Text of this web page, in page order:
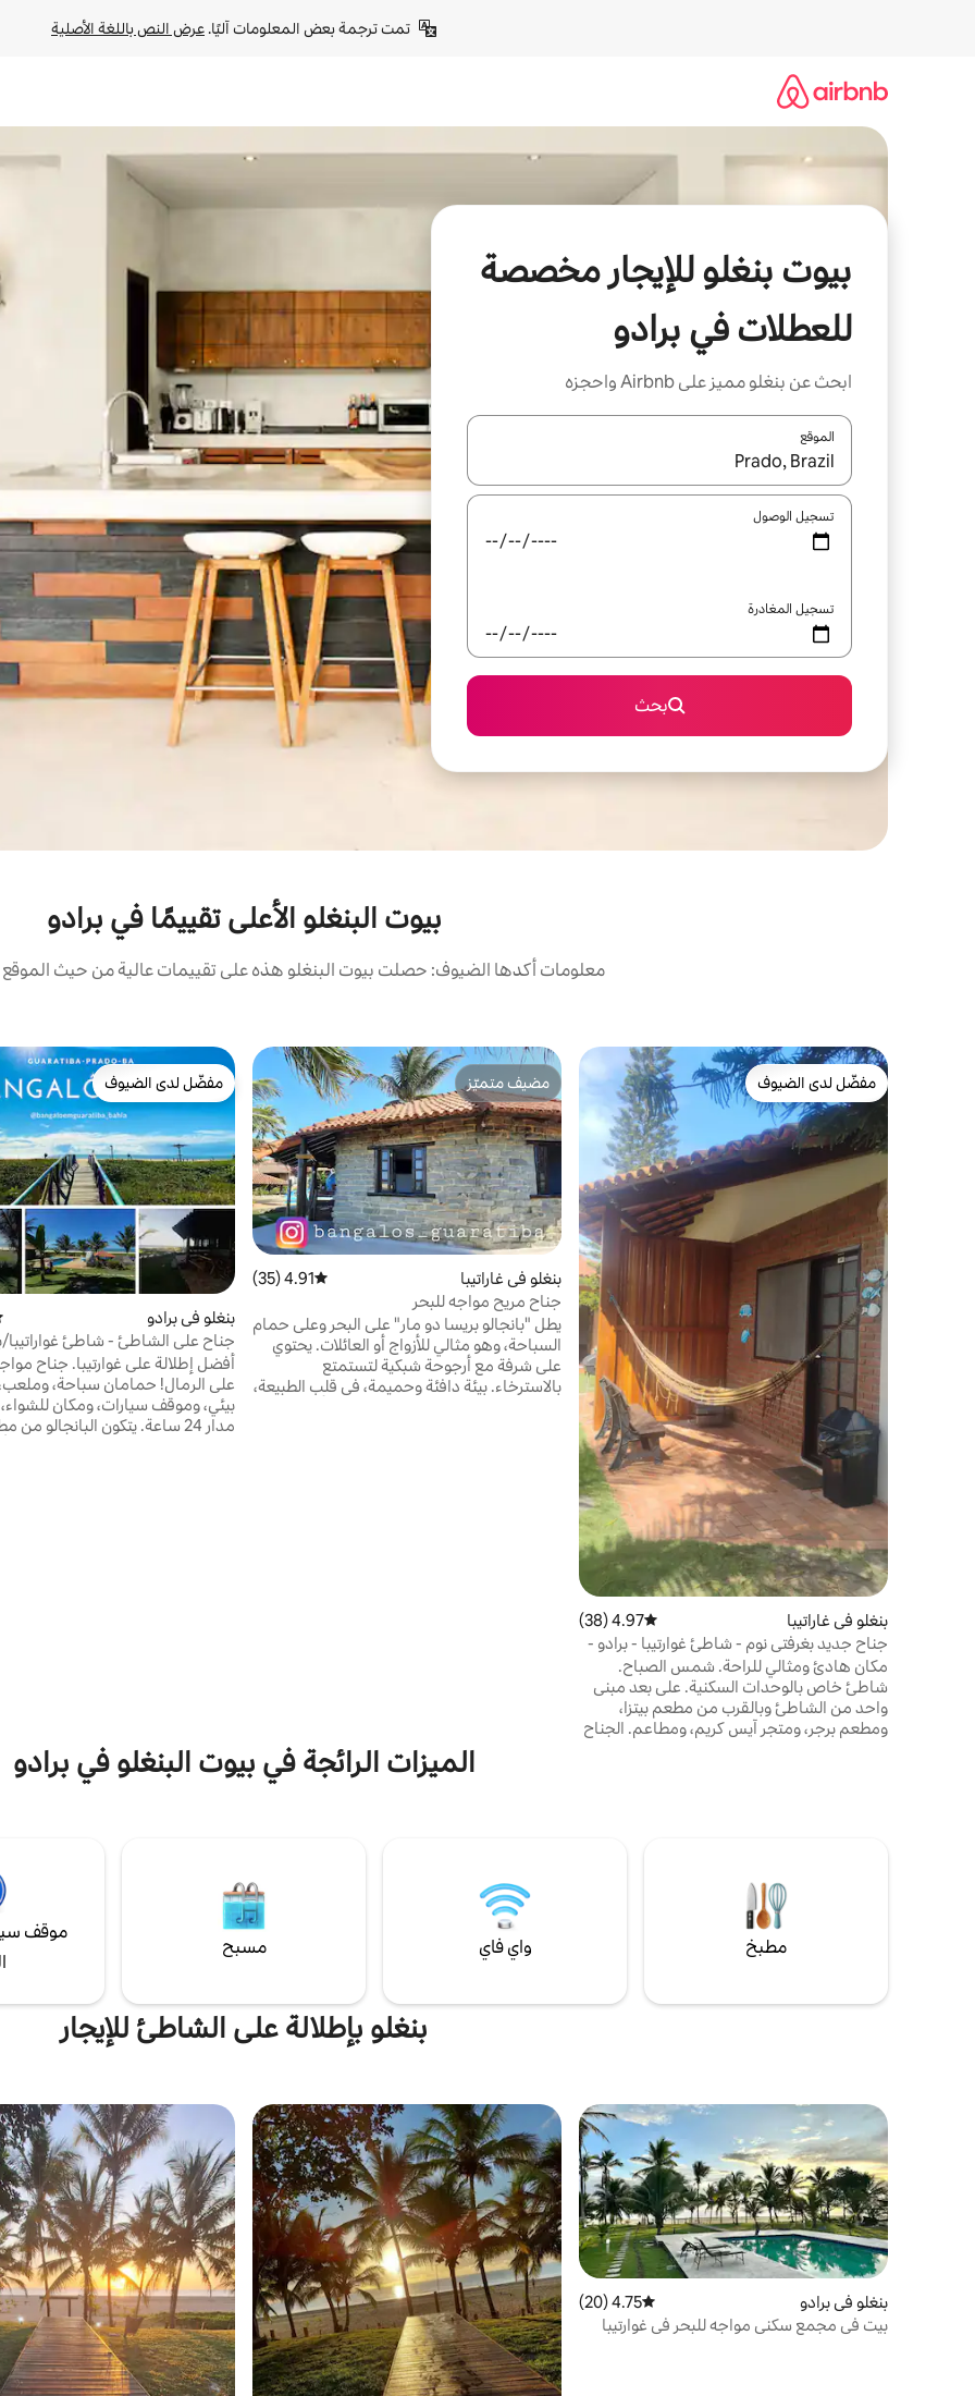
تمت ترجمة بعض المعلومات آليًا. عرض النص باللغة الأصلية
بيوت بنغلو للإيجار مخصصة
للعطلات في برادو
ابحث عن بنغلو مميز على Airbnb واحجزه
الموقع
عند توفر النتائج، انتقل باستخدام السهمين لأعلى ولأسفل أو استكشف عن طريق اللمس أو السحب.
تسجيل الوصول
تسجيل المغادرة
بحث
بيوت البنغلو الأعلى تقييمًا في برادو
معلومات أكدها الضيوف: حصلت بيوت البنغلو هذه على تقييمات عالية من حيث الموقع
مفضّل لدى الضيوف
مفضّل لدى الضيوف
بنغلو في غاراتيبا متوسط التقييم 4.97 من 5، 38 مراجعات
4.97 (38)
جناح جديد بغرفتي نوم - شاطئ غوارتيبا - برادو -
باهيا
مكان هادئ ومثالي للراحة. شمس الصباح.
شاطئ خاص بالوحدات السكنية. على بعد مبنى
واحد من الشاطئ وبالقرب من مطعم بيتزا،
ومطعم برجر، ومتجر آيس كريم، ومطاعم. الجناح
ومكنسة كهربائية ودش مضغوط.
مضيف متميّز
مضيف متميّز
بنغلو في غاراتيبا متوسط التقييم 4.91 من 5، 35 مراجعات
4.91 (35)
جناح مريح مواجه للبحر
يطل "بانجالو بريسا دو مار" على البحر وعلى حمام
السباحة، وهو مثالي للأزواج أو العائلات. يحتوي
على شرفة مع أرجوحة شبكية لتستمتع
بالاسترخاء. بيئة دافئة وحميمة، في قلب الطبيعة،
مفضّل لدى الضيوف
مفضّل لدى الضيوف
بنغلو في برادو
جناح على الشاطئ - شاطئ غواراتيبا/
أفضل إطلالة على
على الرمال! حمامان سباحة،
بيئي، وموقف سيارات، ومكان
مدار 24 ساعة. يتكون البانجالو
الميزات الرائجة في بيوت البنغلو في برادو
مطبخ واي فاي مسبح
موقف
بنغلو بإطلالة على الشاطئ للإيجار
بنغلو في برادو متوسط التقييم 4.75 من 5، 20 مراجعات
4.75 (20)
بيت في مجمع سكني مواجه للبحر في غوارتيبا